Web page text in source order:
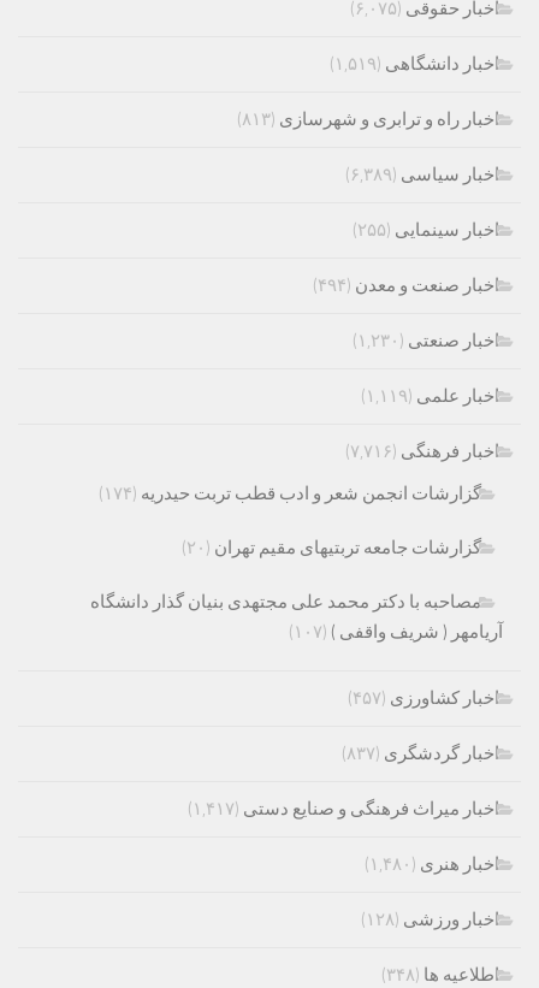
اخبار حقوقی (۶,۰۷۵)
اخبار دانشگاهی (۱,۵۱۹)
اخبار راه و ترابری و شهرسازی (۸۱۳)
اخبار سیاسی (۶,۳۸۹)
اخبار سینمایی (۲۵۵)
اخبار صنعت و معدن (۴۹۴)
اخبار صنعتی (۱,۲۳۰)
اخبار علمی (۱,۱۱۹)
اخبار فرهنگی (۷,۷۱۶)
گزارشات انجمن شعر و ادب قطب تربت حیدریه (۱۷۴)
گزارشات جامعه تربتیهای مقیم تهران (۲۰)
مصاحبه با دکتر محمد علی مجتهدی بنیان گذار دانشگاه
آریامهر ( شریف واقفی ) (۱۰۷)
اخبار کشاورزی (۴۵۷)
اخبار گردشگری (۸۳۷)
اخبار میراث فرهنگی و صنایع دستی (۱,۴۱۷)
اخبار هنری (۱,۴۸۰)
اخبار ورزشی (۱۲۸)
اطلاعیه ها (۳۴۸)